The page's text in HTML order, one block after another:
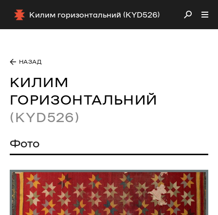
Килим горизонтальний (KYD526)
НАЗАД
КИЛИМ
ГОРИЗОНТАЛЬНИЙ
(KYD526)
Фото